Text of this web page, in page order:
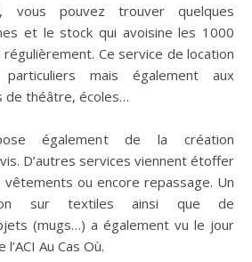
vous pouvez trouver quelques
et le stock qui avoisine les 1000
Ce service de location
mais également aux
de théâtre, écoles…
également de la création
D’autres services viennent étoffer
vêtements ou encore repassage. Un
sur textiles ainsi que de
(mugs…) a également vu le jour
Au Cas Où.